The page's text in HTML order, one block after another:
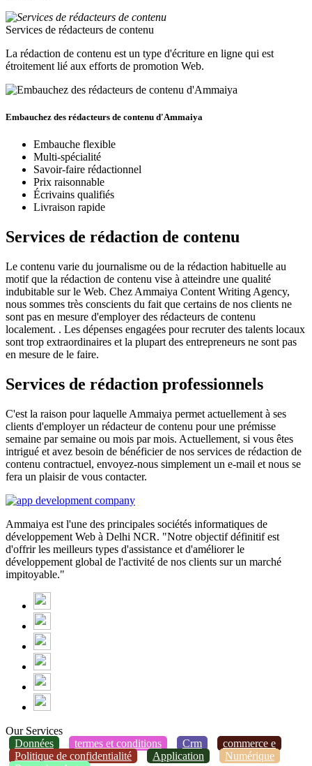
Services de rédacteurs de contenu
La rédaction de contenu est un type d'écriture en ligne qui est
étroitement lié aux efforts de promotion Web.
Embauchez des rédacteurs de contenu d'Ammaiya
Embauche flexible
Multi-spécialité
Savoir-faire rédactionnel
Prix ​​raisonnable
Écrivains qualifiés
Livraison rapide
Services de rédaction de contenu
Le contenu varie du journalisme ou de la rédaction habituelle au
motif que la rédaction de contenu vise à atteindre une qualité
indubitable sur le Web. Chez Ammaiya Content Writing Agency,
nous sommes très conscients du fait que certains de nos clients ne
sont pas en mesure d'employer des rédacteurs de contenu
localement. . Les dépenses engagées pour recruter des talents locaux
sont trop extraordinaires et la plupart des entrepreneurs ne sont pas
en mesure de le faire.
Services de rédaction professionnels
C'est la raison pour laquelle Ammaiya permet actuellement à ses
clients d'employer un rédacteur de contenu pour une prémisse
semaine par semaine ou mois par mois. Actuellement, si vous êtes
intrigué et avez besoin de bénéficier de nos services de rédaction de
contenu contractuel, envoyez-nous simplement un e-mail et nous se
fera un plaisir de vous contacter.
Ammaiya est l'une des principales sociétés informatiques de
développement Web à Delhi NCR. "Notre objectif définitif est
d'offrir les meilleurs types d'assistance et d'améliorer le
développement global de l'activité de nos clients sur un marché
impitoyable."
Our Services
Données
termes et conditions Crm
commerce e
Politique de confidentialité
Application
Numérique